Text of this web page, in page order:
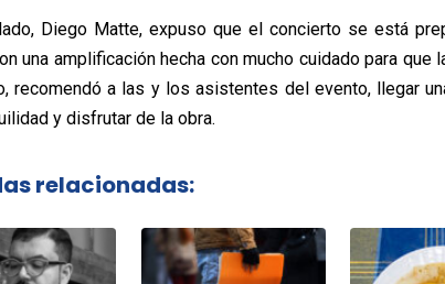
Diego Matte, expuso que el concierto se está
una amplificación hecha con mucho cuidado para que
recomendó a las y los asistentes del evento, llegar
y disfrutar de la obra.
relacionadas: